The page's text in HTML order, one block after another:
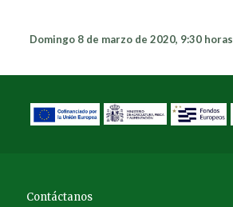
Domingo 8 de marzo de 2020, 9:30 horas
Contáctanos